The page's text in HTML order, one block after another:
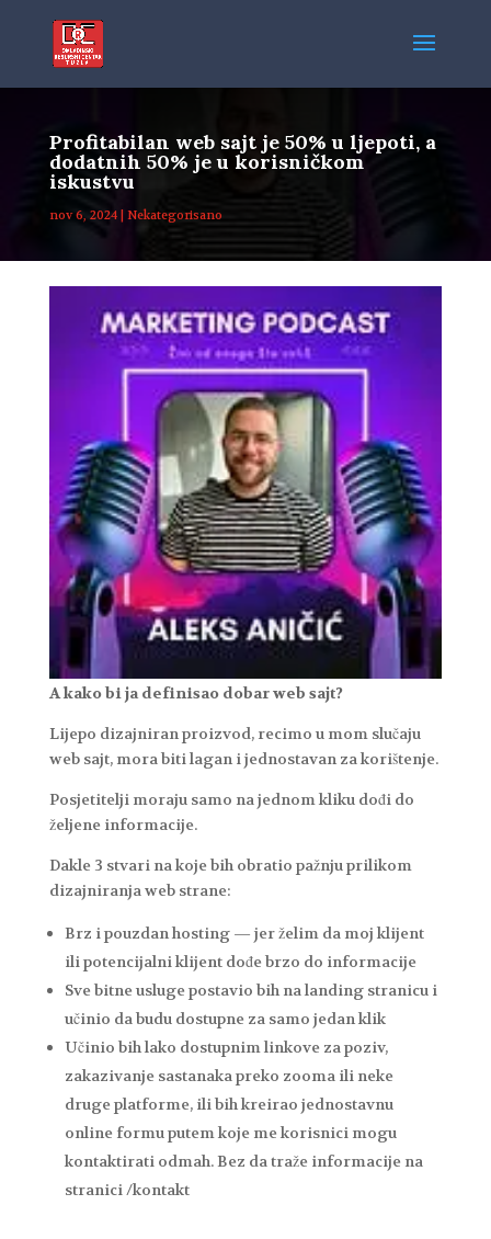
Profitabilan web sajt je 50% u ljepoti, a
dodatnih 50% je u korisničkom
iskustvu
nov 6, 2024| Nekategorisano
A kako bi ja definisao dobar web sajt?
Lijepo dizajniran proizvod, recimo u mom slučaju
web sajt, mora biti lagan i jednostavan za korištenje.
Posjetitelji moraju samo na jednom kliku dođi do
željene informacije.
Dakle 3 stvari na koje bih obratio pažnju prilikom
dizajniranja web strane:
Brz i pouzdan hosting — jer želim da moj klijent
ili potencijalni klijent dođe brzo do informacije
Sve bitne usluge postavio bih na landing stranicu i
učinio da budu dostupne za samo jedan klik
Učinio bih lako dostupnim linkove za poziv,
zakazivanje sastanaka preko zooma ili neke
druge platforme, ili bih kreirao jednostavnu
online formu putem koje me korisnici mogu
kontaktirati odmah. Bez da traže informacije na
stranici /kontakt